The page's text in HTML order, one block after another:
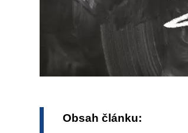
Obsah článku: